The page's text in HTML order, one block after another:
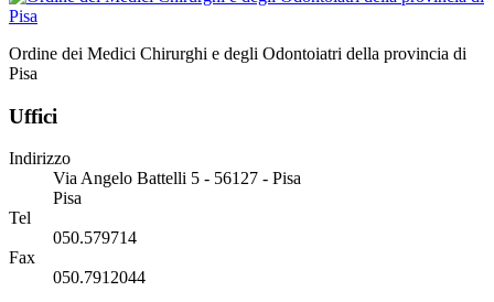
Ordine dei Medici Chirurghi e degli Odontoiatri della provincia di
Pisa
Uffici
Indirizzo
Via Angelo Battelli 5 - 56127 - Pisa
Pisa
Tel
050.579714
Fax
050.7912044